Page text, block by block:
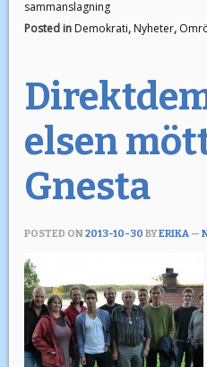
sammanslagning
Posted in Demokrati, Nyheter,
elsen
Gnesta
POSTED ON2013-10-30 BYERIKA —